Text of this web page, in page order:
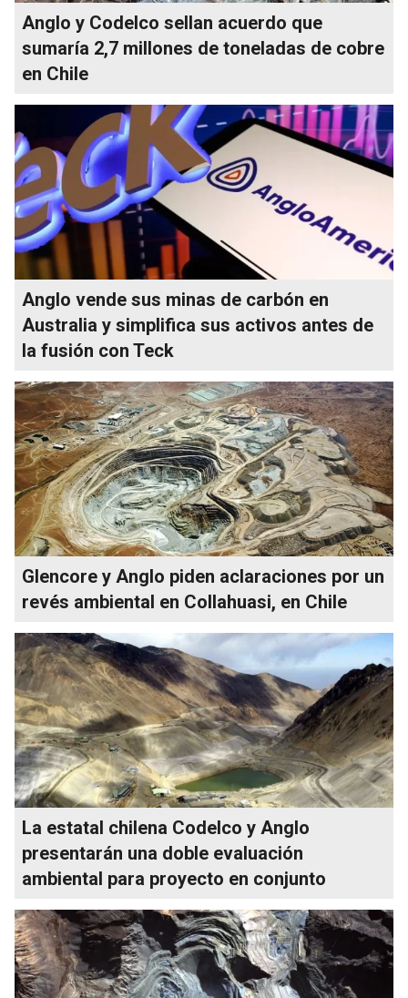
Anglo y Codelco sellan acuerdo que
sumaría 2,7 millones de toneladas de cobre
en Chile
Anglo vende sus minas de carbón en
Australia y simplifica sus activos antes de
la fusión con Teck
Glencore y Anglo piden aclaraciones por un
revés ambiental en Collahuasi, en Chile
La estatal chilena Codelco y Anglo
presentarán una doble evaluación
ambiental para proyecto en conjunto